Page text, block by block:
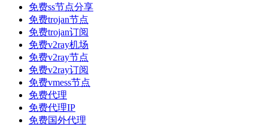
免费ss节点分享
免费trojan节点
免费trojan订阅
免费v2ray机场
免费v2ray节点
免费v2ray订阅
免费vmess节点
免费代理
免费代理IP
免费国外代理